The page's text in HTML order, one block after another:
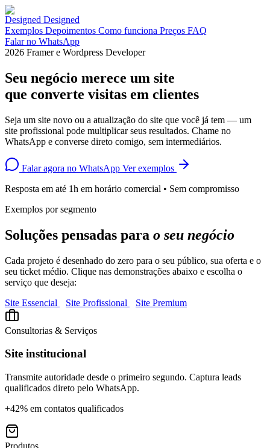
Designed
Exemplos Depoimentos Como funciona Preços FAQ
Falar no WhatsApp
2026 Framer e Wordpress Developer
Seu negócio merece um site
que converte visitas em clientes
Seja um site novo ou a atualização do site que você já tem — um
site profissional pode multiplicar seus resultados. Chame no
WhatsApp e converse direto comigo, sem intermediários.
Falar agora no WhatsApp Ver exemplos
Resposta em até 1h em horário comercial • Sem compromisso
Exemplos por segmento
Soluções pensadas para o seu negócio
Cada projeto é desenhado do zero para o seu público, sua oferta e o
seu ticket médio. Clique nas demonstrações abaixo e escolha o
serviço que deseja:
Site Essencial
Site Profissional Site Premium
Consultorias & Serviços
Site institucional
Transmite autoridade desde o primeiro segundo. Captura leads
qualificados direto pelo WhatsApp.
+42% em contatos qualificados
Produtos